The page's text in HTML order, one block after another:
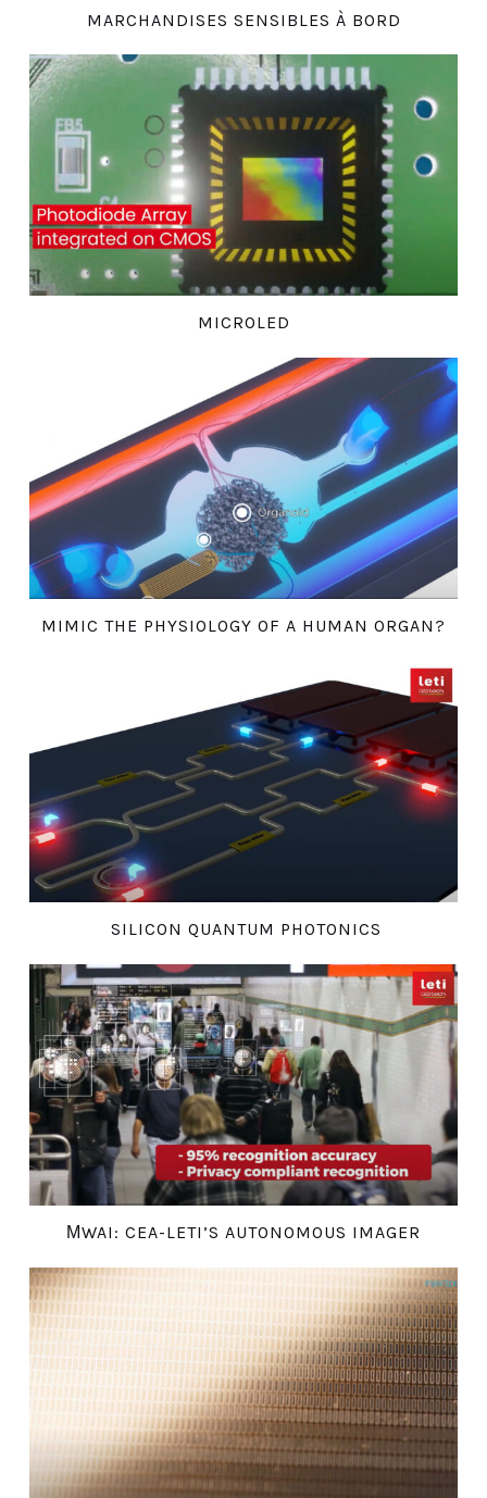
MARCHANDISES SENSIBLES À BORD
MICROLED
MIMIC THE PHYSIOLOGY OF A HUMAN ORGAN?
SILICON QUANTUM PHOTONICS
ΜWAI: CEA-LETI’S AUTONOMOUS IMAGER